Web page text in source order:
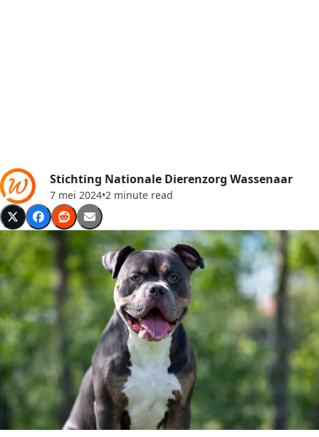
Stichting Nationale Dierenzorg Wassenaar
7 mei 2024•2 minute read